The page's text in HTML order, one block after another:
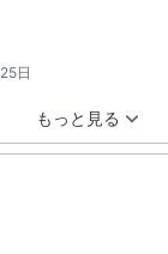
日
もっと見る